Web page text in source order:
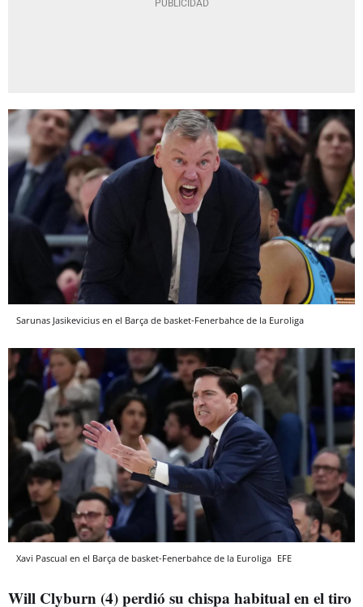
Sarunas Jasikevicius en el Barça de basket-Fenerbahce de la Euroliga
Xavi Pascual en el Barça de basket-Fenerbahce de la Euroliga EFE
Will Clyburn (4) perdió su chispa habitual en el tiro